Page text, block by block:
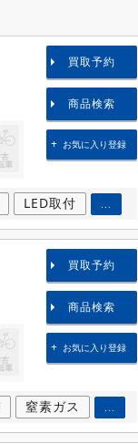
LED取付 ...
買取予約
商品検索
お気に入り登録
窒素ガス ...
買取予約
商品検索
お気に入り登録